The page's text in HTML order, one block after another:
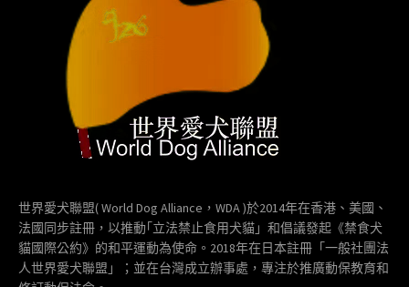
世界愛犬聯盟( World Dog Alliance，WDA )於2014年在香港、美國、
法國同步註冊，以推動｢立法禁止食用犬貓」和倡議發起《禁食犬
貓國際公約》的和平運動為使命。2018年在日本註冊「一般社團法
人世界愛犬聯盟」；並在台灣成立辦事處，專注於推廣動保教育和